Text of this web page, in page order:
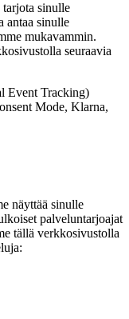
sinulle
antaa sinulle
mukavammin.
seuraavia
Event Tracking)
Mode, Klarna,
näyttää sinulle
palveluntarjoajat
tällä verkkosivustolla